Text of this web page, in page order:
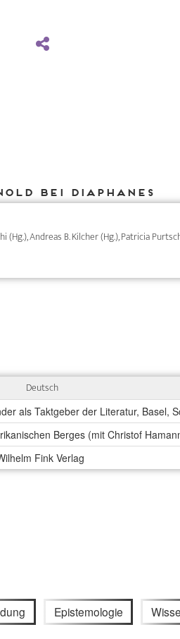
bei DIAPHANES
(Hg.), Andreas B. Kilcher (Hg.), Patricia
Deutsch
als Taktgeber der Literatur, Basel,
Berges (mit Christof
Fink Verlag
Epistemologie